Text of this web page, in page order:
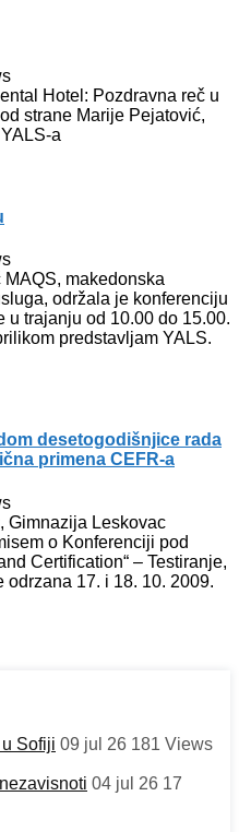
Hotel: Pozdravna reč u
strane Marije Pejatović,
a
makedonska
održala je konferenciju
trajanju od 10.00 do 15.00.
predstavljam YALS.
desetogodišnjice rada
primena CEFR-a
Gimnazija Leskovac
o Konferenciji pod
Certification“ – Testiranje,
17. i 18. 10. 2009.
Sofiji 09 jul 26 181 Views
04 jul 26 17